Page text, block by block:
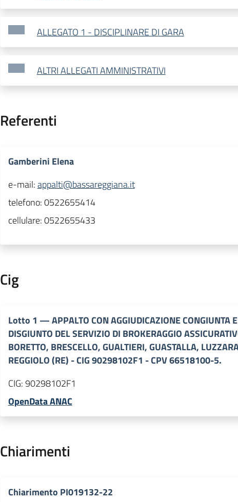
ALLEGATO 1 - DISCIPLINARE DI GARA
ALTRI ALLEGATI AMMINISTRATIVI
Referenti
Gamberini Elena
e-mail:appalti@bassareggiana.it
telefono:0522655414
cellulare:0522655433
Cig
Lotto 1 —APPALTO CON AGGIUDICAZIONE CONGIUNTA
DISGIUNTO DEL SERVIZIO DI BROKERAGGIO
BORETTO, BRESCELLO, GUALTIERI, GUASTALLA,
REGGIOLO (RE) - CIG 90298102F1 - CPV 66518100-5.
CIG:90298102F1
OpenData ANAC
Chiarimenti
Chiarimento PI019132-22